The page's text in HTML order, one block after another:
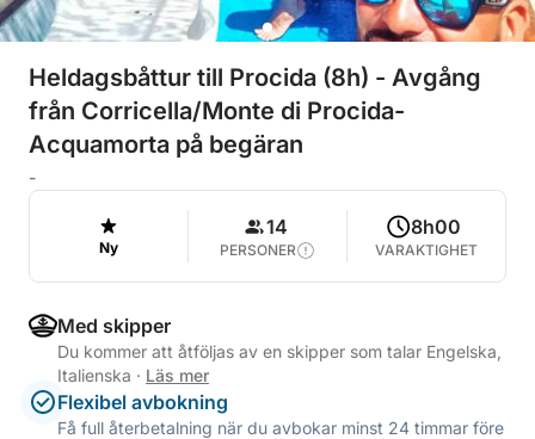
Heldagsbåttur till Procida (8h) - Avgång
från Corricella/Monte di Procida-
Acquamorta på begäran
-
Ny
14
PERSONER
8h00
VARAKTIGHET
Med skipper
Du kommer att åtföljas av en skipper som talar Engelska,
Italienska · Läs mer
Flexibel avbokning
Få full återbetalning när du avbokar minst 24 timmar före